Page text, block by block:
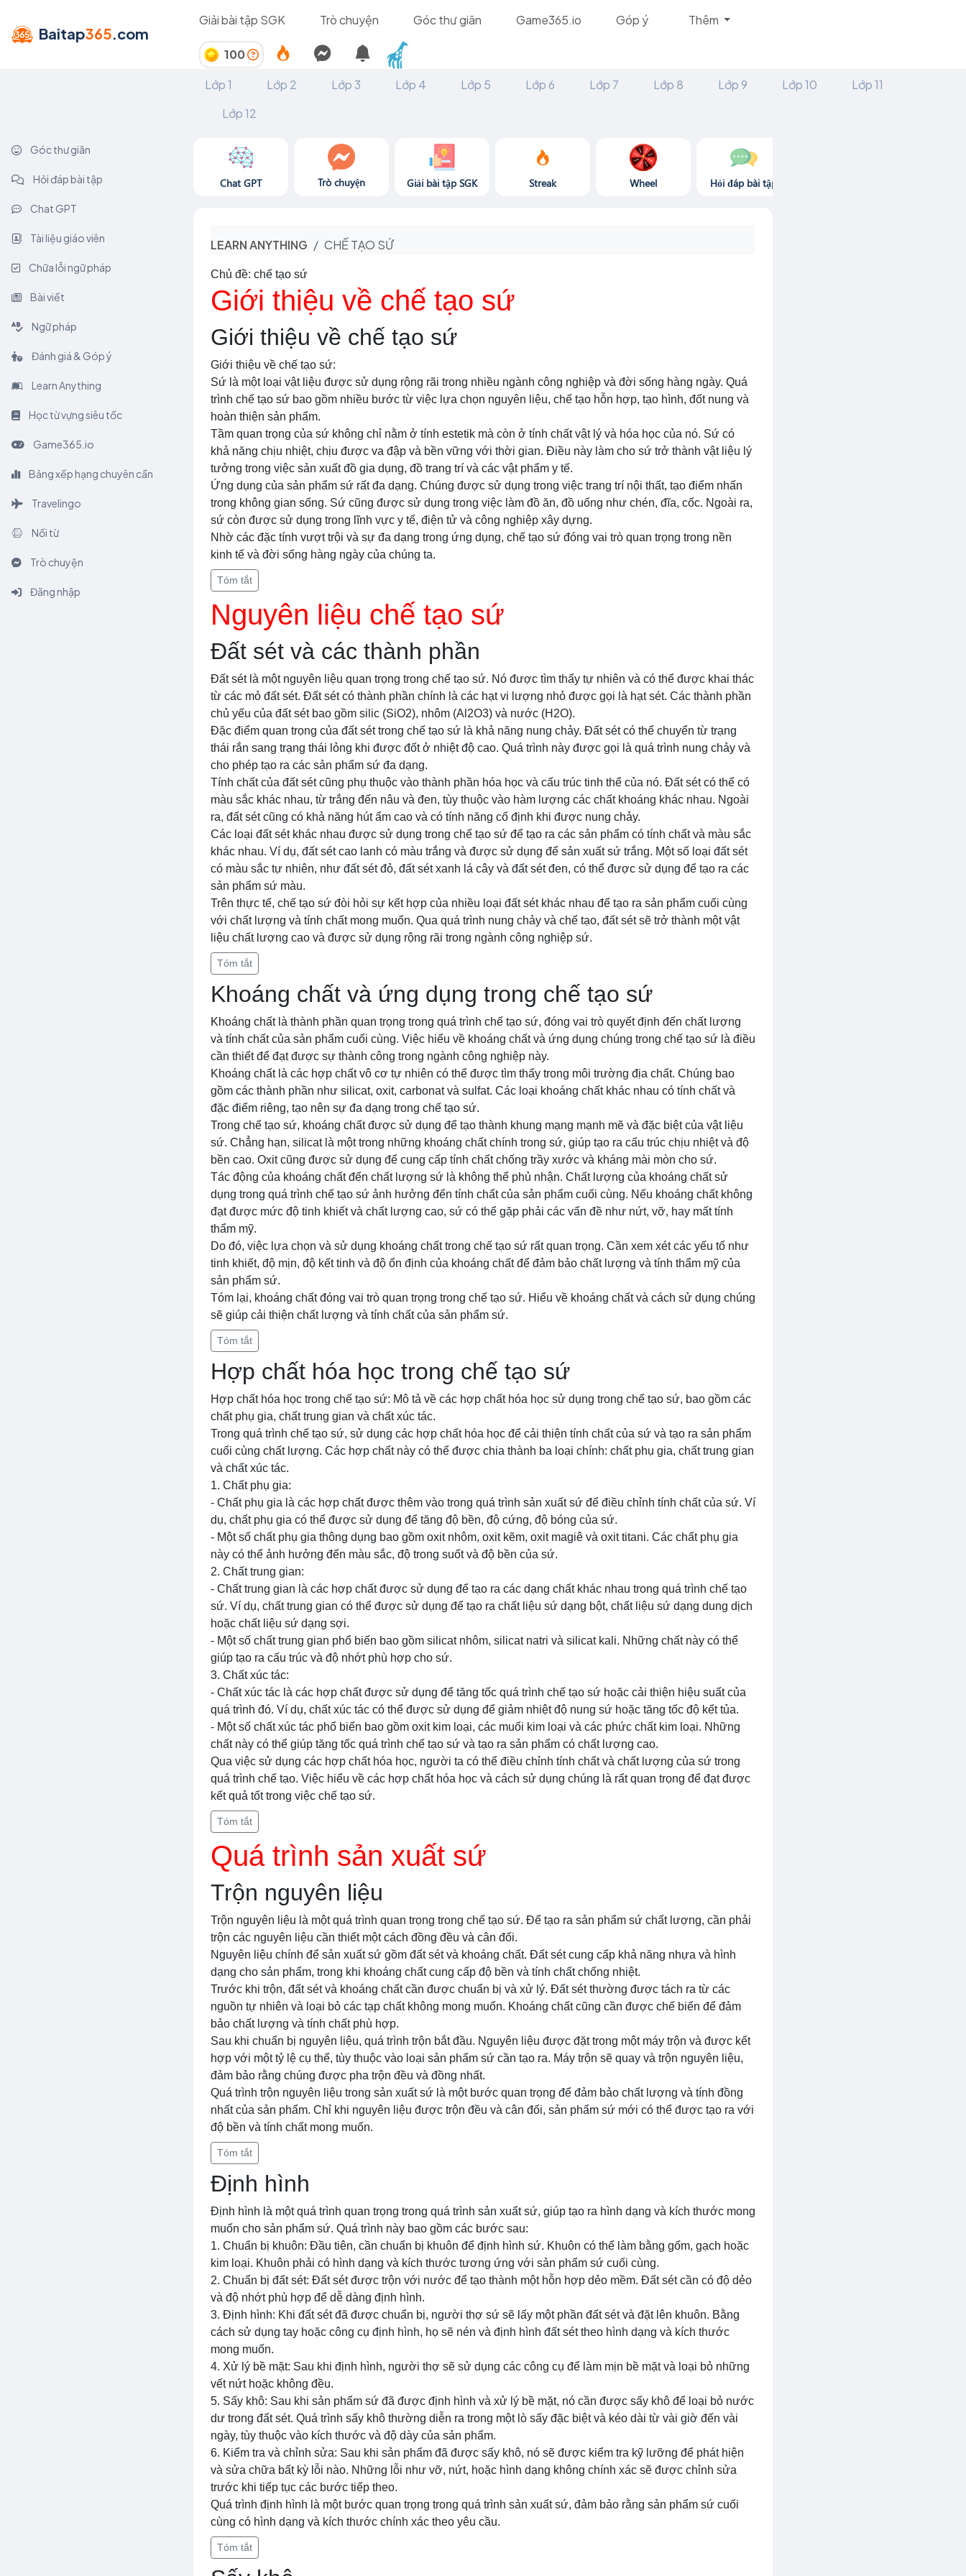
Baitap365.com
Giải bài tập SGK Trò chuyện Góc thư giãn Game365.io Góp ý Thêm
100
Lớp 1
Lớp 2 Lớp 3 Lớp 4 Lớp 5 Lớp 6 Lớp 7 Lớp 8 Lớp 9 Lớp 10
Lớp 11
Lớp 12
Góc thư giãn
Hỏi đáp bài tập
Chat GPT
Tài liệu giáo viên
Chữa lỗi ngữ pháp
Bài viết
Ngữ pháp
Đánh giá & Góp ý
Learn Anything
Học từ vựng siêu tốc
Game365.io
Bảng xếp hạng chuyên cần
Travelingo
Nối từ
Trò chuyện
Đăng nhập
Chat GPT Trò chuyện Giải bài tập SGK Streak Wheel Hỏi đáp bài tập
LEARN ANYTHING CHẾ TẠO SỨ
Chủ đề: chế tạo sứ
Giới thiệu về chế tạo sứ
Giới thiệu về chế tạo sứ
Giới thiệu về chế tạo sứ:
Sứ là một loại vật liệu được sử dụng rộng rãi trong nhiều ngành công nghiệp và đời sống hàng ngày. Quá
trình chế tạo sứ bao gồm nhiều bước từ việc lựa chọn nguyên liệu, chế tạo hỗn hợp, tạo hình, đốt nung và
hoàn thiện sản phẩm.
Tầm quan trọng của sứ không chỉ nằm ở tính estetik mà còn ở tính chất vật lý và hóa học của nó. Sứ có
khả năng chịu nhiệt, chịu được va đập và bền vững với thời gian. Điều này làm cho sứ trở thành vật liệu lý
tưởng trong việc sản xuất đồ gia dụng, đồ trang trí và các vật phẩm y tế.
Ứng dụng của sản phẩm sứ rất đa dạng. Chúng được sử dụng trong việc trang trí nội thất, tạo điểm nhấn
trong không gian sống. Sứ cũng được sử dụng trong việc làm đồ ăn, đồ uống như chén, đĩa, cốc. Ngoài ra,
sứ còn được sử dụng trong lĩnh vực y tế, điện tử và công nghiệp xây dựng.
Nhờ các đặc tính vượt trội và sự đa dạng trong ứng dụng, chế tạo sứ đóng vai trò quan trọng trong nền
kinh tế và đời sống hàng ngày của chúng ta.
Tóm tắt
Nguyên liệu chế tạo sứ
Đất sét và các thành phần
Đất sét là một nguyên liệu quan trọng trong chế tạo sứ. Nó được tìm thấy tự nhiên và có thể được khai thác
từ các mỏ đất sét. Đất sét có thành phần chính là các hạt vi lượng nhỏ được gọi là hạt sét. Các thành phần
chủ yếu của đất sét bao gồm silic (SiO2), nhôm (Al2O3) và nước (H2O).
Đặc điểm quan trọng của đất sét trong chế tạo sứ là khả năng nung chảy. Đất sét có thể chuyển từ trạng
thái rắn sang trạng thái lỏng khi được đốt ở nhiệt độ cao. Quá trình này được gọi là quá trình nung chảy và
cho phép tạo ra các sản phẩm sứ đa dạng.
Tính chất của đất sét cũng phụ thuộc vào thành phần hóa học và cấu trúc tinh thể của nó. Đất sét có thể có
màu sắc khác nhau, từ trắng đến nâu và đen, tùy thuộc vào hàm lượng các chất khoáng khác nhau. Ngoài
ra, đất sét cũng có khả năng hút ẩm cao và có tính năng cố định khi được nung chảy.
Các loại đất sét khác nhau được sử dụng trong chế tạo sứ để tạo ra các sản phẩm có tính chất và màu sắc
khác nhau. Ví dụ, đất sét cao lanh có màu trắng và được sử dụng để sản xuất sứ trắng. Một số loại đất sét
có màu sắc tự nhiên, như đất sét đỏ, đất sét xanh lá cây và đất sét đen, có thể được sử dụng để tạo ra các
sản phẩm sứ màu.
Trên thực tế, chế tạo sứ đòi hỏi sự kết hợp của nhiều loại đất sét khác nhau để tạo ra sản phẩm cuối cùng
với chất lượng và tính chất mong muốn. Qua quá trình nung chảy và chế tạo, đất sét sẽ trở thành một vật
liệu chất lượng cao và được sử dụng rộng rãi trong ngành công nghiệp sứ.
Tóm tắt
Khoáng chất và ứng dụng trong chế tạo sứ
Khoáng chất là thành phần quan trọng trong quá trình chế tạo sứ, đóng vai trò quyết định đến chất lượng
và tính chất của sản phẩm cuối cùng. Việc hiểu về khoáng chất và ứng dụng chúng trong chế tạo sứ là điều
cần thiết để đạt được sự thành công trong ngành công nghiệp này.
Khoáng chất là các hợp chất vô cơ tự nhiên có thể được tìm thấy trong môi trường địa chất. Chúng bao
gồm các thành phần như silicat, oxit, carbonat và sulfat. Các loại khoáng chất khác nhau có tính chất và
đặc điểm riêng, tạo nên sự đa dạng trong chế tạo sứ.
Trong chế tạo sứ, khoáng chất được sử dụng để tạo thành khung mạng mạnh mẽ và đặc biệt của vật liệu
sứ. Chẳng hạn, silicat là một trong những khoáng chất chính trong sứ, giúp tạo ra cấu trúc chịu nhiệt và độ
bền cao. Oxit cũng được sử dụng để cung cấp tính chất chống trầy xước và kháng mài mòn cho sứ.
Tác động của khoáng chất đến chất lượng sứ là không thể phủ nhận. Chất lượng của khoáng chất sử
dụng trong quá trình chế tạo sứ ảnh hưởng đến tính chất của sản phẩm cuối cùng. Nếu khoáng chất không
đạt được mức độ tinh khiết và chất lượng cao, sứ có thể gặp phải các vấn đề như nứt, vỡ, hay mất tính
thẩm mỹ.
Do đó, việc lựa chọn và sử dụng khoáng chất trong chế tạo sứ rất quan trọng. Cần xem xét các yếu tố như
tinh khiết, độ mịn, độ kết tinh và độ ổn định của khoáng chất để đảm bảo chất lượng và tính thẩm mỹ của
sản phẩm sứ.
Tóm lại, khoáng chất đóng vai trò quan trọng trong chế tạo sứ. Hiểu về khoáng chất và cách sử dụng chúng
sẽ giúp cải thiện chất lượng và tính chất của sản phẩm sứ.
Tóm tắt
Hợp chất hóa học trong chế tạo sứ
Hợp chất hóa học trong chế tạo sứ: Mô tả về các hợp chất hóa học sử dụng trong chế tạo sứ, bao gồm các
chất phụ gia, chất trung gian và chất xúc tác.
Trong quá trình chế tạo sứ, sử dụng các hợp chất hóa học để cải thiện tính chất của sứ và tạo ra sản phẩm
cuối cùng chất lượng. Các hợp chất này có thể được chia thành ba loại chính: chất phụ gia, chất trung gian
và chất xúc tác.
1. Chất phụ gia:
- Chất phụ gia là các hợp chất được thêm vào trong quá trình sản xuất sứ để điều chỉnh tính chất của sứ. Ví
dụ, chất phụ gia có thể được sử dụng để tăng độ bền, độ cứng, độ bóng của sứ.
- Một số chất phụ gia thông dụng bao gồm oxit nhôm, oxit kẽm, oxit magiê và oxit titani. Các chất phụ gia
này có thể ảnh hưởng đến màu sắc, độ trong suốt và độ bền của sứ.
2. Chất trung gian:
- Chất trung gian là các hợp chất được sử dụng để tạo ra các dạng chất khác nhau trong quá trình chế tạo
sứ. Ví dụ, chất trung gian có thể được sử dụng để tạo ra chất liệu sứ dạng bột, chất liệu sứ dạng dung dịch
hoặc chất liệu sứ dạng sợi.
- Một số chất trung gian phổ biến bao gồm silicat nhôm, silicat natri và silicat kali. Những chất này có thể
giúp tạo ra cấu trúc và độ nhớt phù hợp cho sứ.
3. Chất xúc tác:
- Chất xúc tác là các hợp chất được sử dụng để tăng tốc quá trình chế tạo sứ hoặc cải thiện hiệu suất của
quá trình đó. Ví dụ, chất xúc tác có thể được sử dụng để giảm nhiệt độ nung sứ hoặc tăng tốc độ kết tủa.
- Một số chất xúc tác phổ biến bao gồm oxit kim loại, các muối kim loại và các phức chất kim loại. Những
chất này có thể giúp tăng tốc quá trình chế tạo sứ và tạo ra sản phẩm có chất lượng cao.
Qua việc sử dụng các hợp chất hóa học, người ta có thể điều chỉnh tính chất và chất lượng của sứ trong
quá trình chế tạo. Việc hiểu về các hợp chất hóa học và cách sử dụng chúng là rất quan trọng để đạt được
kết quả tốt trong việc chế tạo sứ.
Tóm tắt
Quá trình sản xuất sứ
Trộn nguyên liệu
Trộn nguyên liệu là một quá trình quan trọng trong chế tạo sứ. Để tạo ra sản phẩm sứ chất lượng, cần phải
trộn các nguyên liệu cần thiết một cách đồng đều và cân đối.
Nguyên liệu chính để sản xuất sứ gồm đất sét và khoáng chất. Đất sét cung cấp khả năng nhựa và hình
dạng cho sản phẩm, trong khi khoáng chất cung cấp độ bền và tính chất chống nhiệt.
Trước khi trộn, đất sét và khoáng chất cần được chuẩn bị và xử lý. Đất sét thường được tách ra từ các
nguồn tự nhiên và loại bỏ các tạp chất không mong muốn. Khoáng chất cũng cần được chế biến để đảm
bảo chất lượng và tính chất phù hợp.
Sau khi chuẩn bị nguyên liệu, quá trình trộn bắt đầu. Nguyên liệu được đặt trong một máy trộn và được kết
hợp với một tỷ lệ cụ thể, tùy thuộc vào loại sản phẩm sứ cần tạo ra. Máy trộn sẽ quay và trộn nguyên liệu,
đảm bảo rằng chúng được pha trộn đều và đồng nhất.
Quá trình trộn nguyên liệu trong sản xuất sứ là một bước quan trọng để đảm bảo chất lượng và tính đồng
nhất của sản phẩm. Chỉ khi nguyên liệu được trộn đều và cân đối, sản phẩm sứ mới có thể được tạo ra với
độ bền và tính chất mong muốn.
Tóm tắt
Định hình
Định hình là một quá trình quan trọng trong quá trình sản xuất sứ, giúp tạo ra hình dạng và kích thước mong
muốn cho sản phẩm sứ. Quá trình này bao gồm các bước sau:
1. Chuẩn bị khuôn: Đầu tiên, cần chuẩn bị khuôn để định hình sứ. Khuôn có thể làm bằng gốm, gạch hoặc
kim loại. Khuôn phải có hình dạng và kích thước tương ứng với sản phẩm sứ cuối cùng.
2. Chuẩn bị đất sét: Đất sét được trộn với nước để tạo thành một hỗn hợp dẻo mềm. Đất sét cần có độ dẻo
và độ nhớt phù hợp để dễ dàng định hình.
3. Định hình: Khi đất sét đã được chuẩn bị, người thợ sứ sẽ lấy một phần đất sét và đặt lên khuôn. Bằng
cách sử dụng tay hoặc công cụ định hình, họ sẽ nén và định hình đất sét theo hình dạng và kích thước
mong muốn.
4. Xử lý bề mặt: Sau khi định hình, người thợ sẽ sử dụng các công cụ để làm mịn bề mặt và loại bỏ những
vết nứt hoặc không đều.
5. Sấy khô: Sau khi sản phẩm sứ đã được định hình và xử lý bề mặt, nó cần được sấy khô để loại bỏ nước
dư trong đất sét. Quá trình sấy khô thường diễn ra trong một lò sấy đặc biệt và kéo dài từ vài giờ đến vài
ngày, tùy thuộc vào kích thước và độ dày của sản phẩm.
6. Kiểm tra và chỉnh sửa: Sau khi sản phẩm đã được sấy khô, nó sẽ được kiểm tra kỹ lưỡng để phát hiện
và sửa chữa bất kỳ lỗi nào. Những lỗi như vỡ, nứt, hoặc hình dạng không chính xác sẽ được chỉnh sửa
trước khi tiếp tục các bước tiếp theo.
Quá trình định hình là một bước quan trọng trong quá trình sản xuất sứ, đảm bảo rằng sản phẩm sứ cuối
cùng có hình dạng và kích thước chính xác theo yêu cầu.
Tóm tắt